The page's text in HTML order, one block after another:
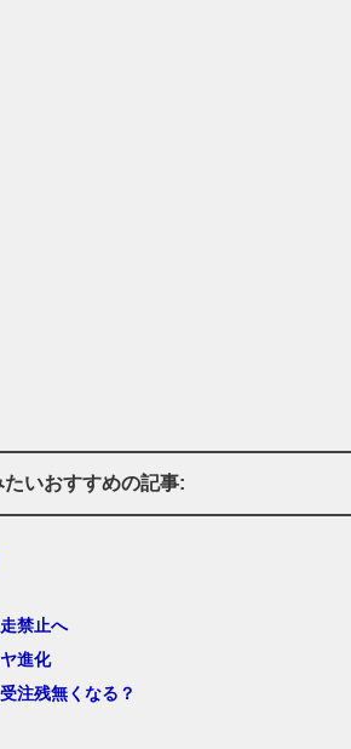
いおすすめの記事:
禁止へ
進化
注残無くなる？